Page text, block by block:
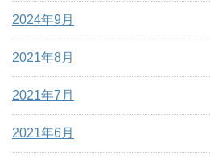
2024年9月
2021年8月
2021年7月
2021年6月